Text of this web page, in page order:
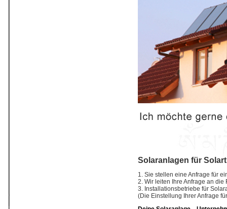
Solaranlagen für
1. Sie stellen eine Anfrage für
2. Wir leiten Ihre Anfrage an
3. Installationsbetriebe für
(Die Einstellung Ihrer Anfrage